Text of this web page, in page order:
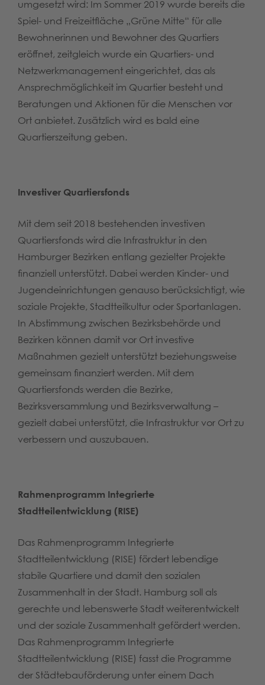
umgesetzt wird: Im Sommer 2019 wurde bereits die
Spiel- und Freizeitfläche „Grüne Mitte“ für alle
Bewohnerinnen und Bewohner des Quartiers
eröffnet, zeitgleich wurde ein Quartiers- und
Netzwerkmanagement eingerichtet, das als
Ansprechmöglichkeit im Quartier besteht und
Beratungen und Aktionen für die Menschen vor
Ort anbietet. Zusätzlich wird es bald eine
Quartierszeitung geben.
Investiver Quartiersfonds
Mit dem seit 2018 bestehenden investiven
Quartiersfonds wird die Infrastruktur in den
Hamburger Bezirken entlang gezielter Projekte
finanziell unterstützt. Dabei werden Kinder- und
Jugendeinrichtungen genauso berücksichtigt, wie
soziale Projekte, Stadtteilkultur oder Sportanlagen.
In Abstimmung zwischen Bezirksbehörde und
Bezirken können damit vor Ort investive
Maßnahmen gezielt unterstützt beziehungsweise
gemeinsam finanziert werden. Mit dem
Quartiersfonds werden die Bezirke,
Bezirksversammlung und Bezirksverwaltung –
gezielt dabei unterstützt, die Infrastruktur vor Ort zu
verbessern und auszubauen.
Rahmenprogramm Integrierte
Stadtteilentwicklung (RISE)
Das Rahmenprogramm Integrierte
Stadtteilentwicklung (RISE) fördert lebendige
stabile Quartiere und damit den sozialen
Zusammenhalt in der Stadt. Hamburg soll als
gerechte und lebenswerte Stadt weiterentwickelt
und der soziale Zusammenhalt gefördert werden.
Das Rahmenprogramm Integrierte
Stadtteilentwicklung (RISE) fasst die Programme
der Städtebauförderung unter einem Dach